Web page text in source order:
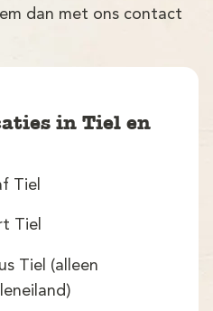
dan met ons contact
in Tiel en
Tiel
Tiel
Tiel (alleen